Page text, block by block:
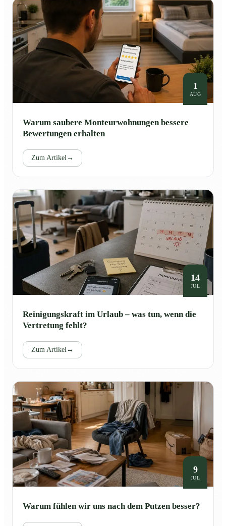
1
AUG
Warum saubere Monteurwohnungen bessere
Bewertungen erhalten
Zum Artikel→
14
JUL
Reinigungskraft im Urlaub – was tun, wenn die
Vertretung fehlt?
Zum Artikel→
9
JUL
Warum fühlen wir uns nach dem Putzen besser?